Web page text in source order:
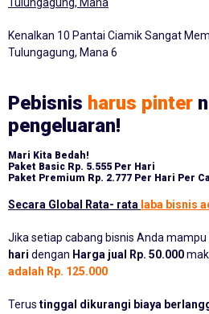
Kenalkan 10 Pantai Ciamik Sangat
Tulungagung, Mana 6
Pebisnis harus pinter
pengeluaran!
Mari Kita Bedah!
Paket Basic Rp. 5.555 Per Hari
Paket Premium Rp. 2.777 Per Hari Per
Secara Global Rata- rata laba bisnis
Jika setiap cabang bisnis Anda mampu
hari dengan Harga jual Rp. 50.000
adalah Rp. 125.000
Terus tinggal dikurangi biaya